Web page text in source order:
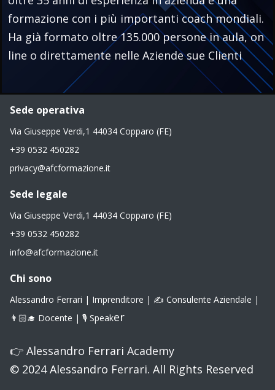
formazione con i più importanti coach mondiali.
Ha già formato oltre 135.000 persone in aula, on
line o direttamente nelle Aziende sue Clienti
Sede operativa
Via Giuseppe Verdi,1 44034 Copparo (FE)
+39 0532 450282
privacy@afcformazione.it
Sede legale
Via Giuseppe Verdi,1 44034 Copparo (FE)
+39 0532 450282
info@afcformazione.it
Chi sono
Alessandro Ferrari | Imprenditore | ✍️ Consulente Aziendale |
👨🏻‍🎓 Docente | 🎙 Speaker
👉 Alessandro Ferrari Academy
© 2024 Alessandro Ferrari. All Rights Reserved